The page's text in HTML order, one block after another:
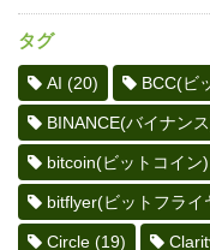
タグ
AI (20) BCC(ビ
BINANCE(バイナン
bitcoin(ビットコイン)
bitflyer(ビットフライ
Circle (19)